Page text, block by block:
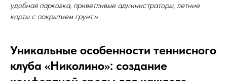
удобная парковка, приветливые администраторы, летние
корты с покрытием грунт.»
Уникальные особенности теннисного
клуба «Николино»: создание